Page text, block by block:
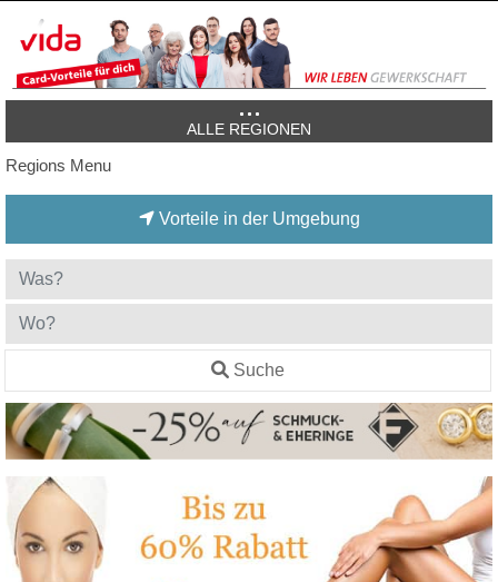
ALLE REGIONEN
Regions Menu
Vorteile in der Umgebung
Suche